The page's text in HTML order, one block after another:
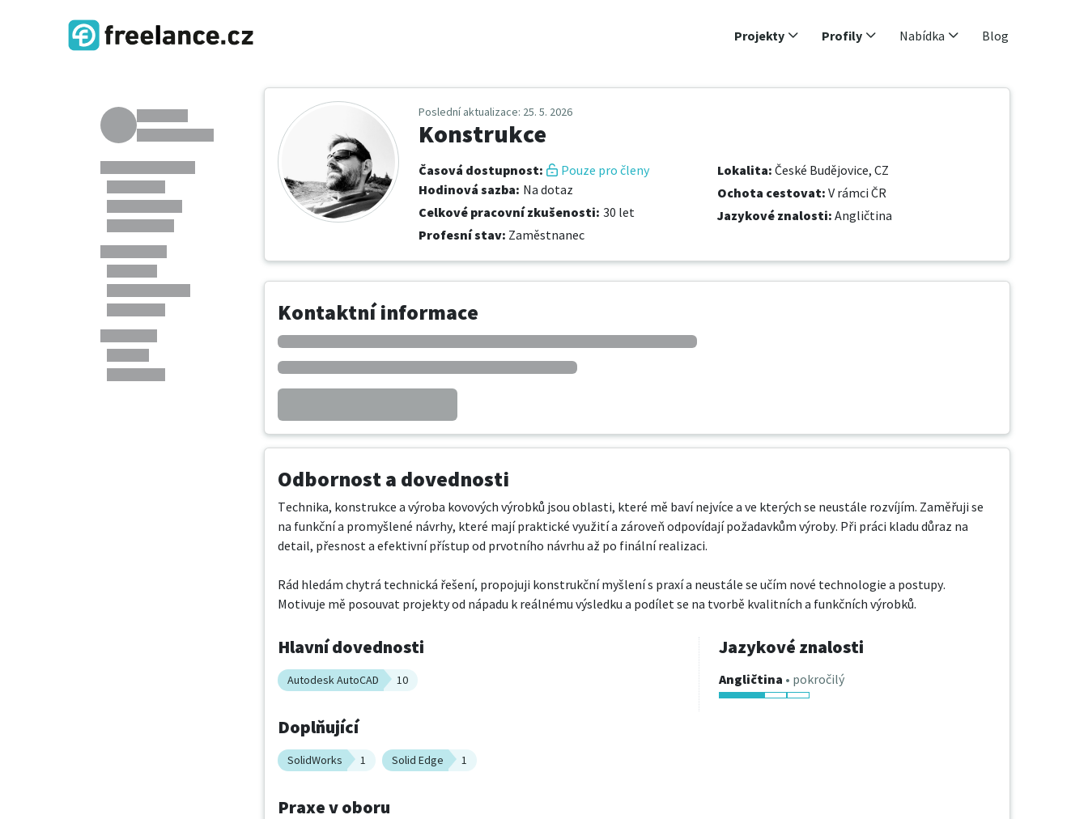
Projekty Profily Nabídka Blog
Poslední aktualizace: 25. 5. 2026
Konstrukce
Časová dostupnost:
Pouze pro členy
Hodinová sazba: Na dotaz
Celkové pracovní zkušenosti: 30 let
Profesní stav: Zaměstnanec
Lokalita: České Budějovice, CZ
Ochota cestovat: V rámci ČR
Jazykové znalosti: Angličtina
Kontaktní informace
Odbornost a dovednosti
Technika, konstrukce a výroba kovových výrobků jsou oblasti, které mě baví nejvíce a ve kterých se neustále rozvíjím. Zaměřuji se
na funkční a promyšlené návrhy, které mají praktické využití a zároveň odpovídají požadavkům výroby. Při práci kladu důraz na
detail, přesnost a efektivní přístup od prvotního návrhu až po finální realizaci.
Rád hledám chytrá technická řešení, propojuji konstrukční myšlení s praxí a neustále se učím nové technologie a postupy.
Motivuje mě posouvat projekty od nápadu k reálnému výsledku a podílet se na tvorbě kvalitních a funkčních výrobků.
Hlavní dovednosti
Autodesk AutoCAD 10
Doplňující
SolidWorks 1 Solid Edge 1
Praxe v oboru
Jazykové znalosti
Angličtina • pokročilý